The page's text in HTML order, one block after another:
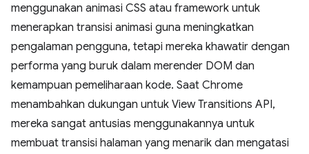
menggunakan animasi CSS atau framework untuk
menerapkan transisi animasi guna meningkatkan
pengalaman pengguna, tetapi mereka khawatir dengan
performa yang buruk dalam merender DOM dan
kemampuan pemeliharaan kode. Saat Chrome
menambahkan dukungan untuk View Transitions API,
mereka sangat antusias menggunakannya untuk
membuat transisi halaman yang menarik dan mengatasi